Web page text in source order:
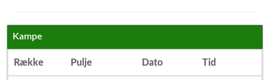
Kampe
Række Pulje Dato Tid